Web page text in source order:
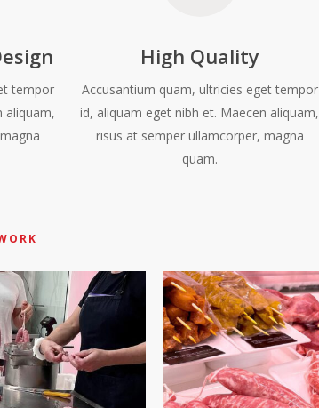
tempor
aliquam,
High Quality
Accusantium quam, ultricies eget tempor
id, aliquam eget nibh et. Maecen aliquam,
risus at semper ullamcorper, magna
quam.